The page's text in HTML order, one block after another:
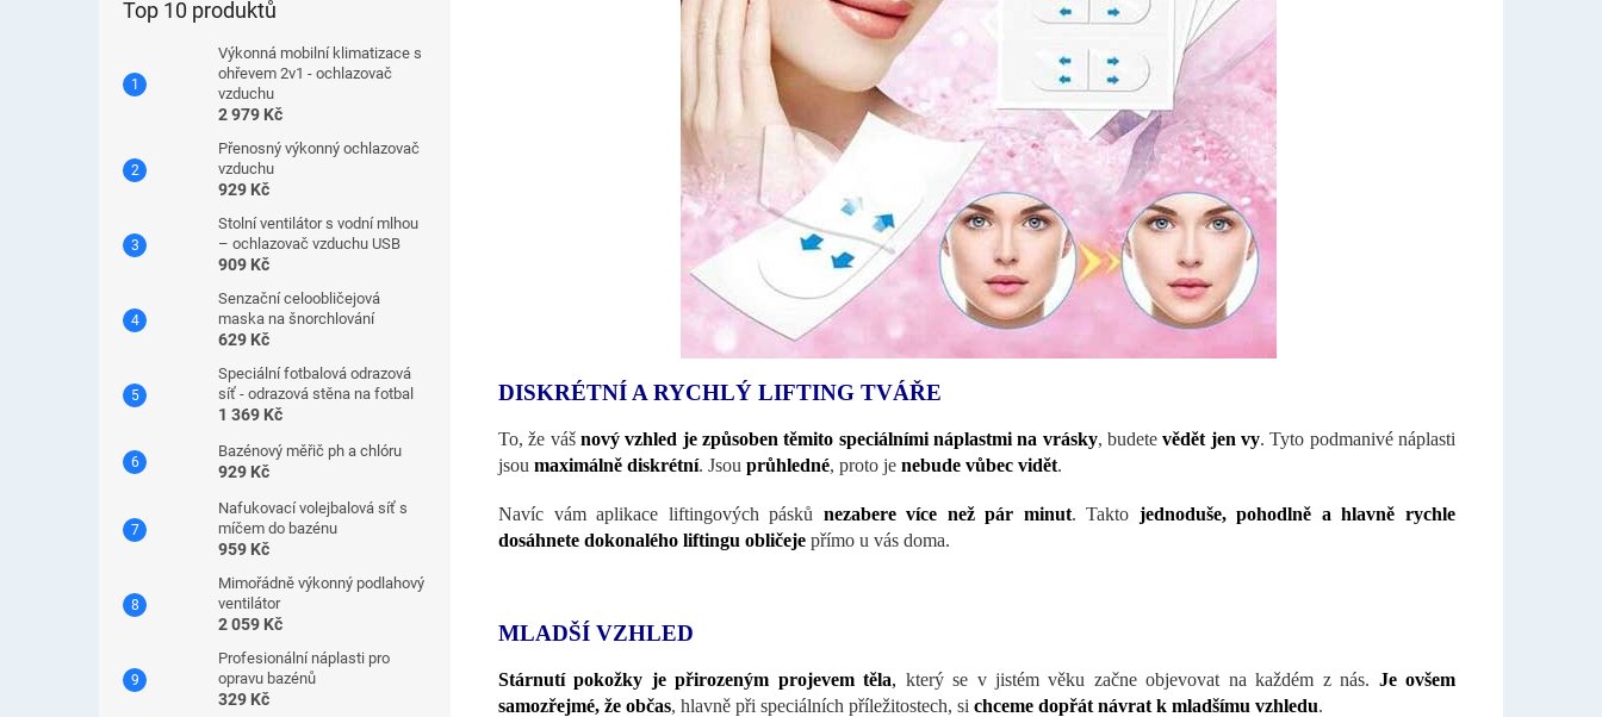
Top 10 produktů
Výkonná mobilní klimatizace s
ohřevem 2v1 - ochlazovač
vzduchu
2 979 Kč
Přenosný výkonný ochlazovač
vzduchu
929 Kč
Stolní ventilátor s vodní mlhou
– ochlazovač vzduchu USB
909 Kč
Senzační celoobličejová
maska ​​na šnorchlování
629 Kč
Speciální fotbalová odrazová
síť - odrazová stěna na fotbal
1 369 Kč
Bazénový měřič ph a chlóru
929 Kč
Nafukovací volejbalová síť s
míčem do bazénu
959 Kč
Mimořádně výkonný podlahový
ventilátor
2 059 Kč
Profesionální náplasti pro
opravu bazénů
329 Kč
DISKRÉTNÍ A RYCHLÝ LIFTING TVÁŘE
To, že váš nový vzhled je způsoben těmito speciálními náplastmi na vrásky, budete vědět jen vy. Tyto podmanivé náplasti
jsou maximálně diskrétní. Jsou průhledné, proto je nebude vůbec vidět.
Navíc vám aplikace liftingových pásků nezabere více než pár minut. Takto jednoduše, pohodlně a hlavně rychle
dosáhnete dokonalého liftingu obličeje přímo u vás doma.
MLADŠÍ VZHLED
Stárnutí pokožky je přirozeným projevem těla, který se v jistém věku začne objevovat na každém z nás. Je ovšem
samozřejmé, že občas, hlavně při speciálních příležitostech, si chceme dopřát návrat k mladšímu vzhledu.